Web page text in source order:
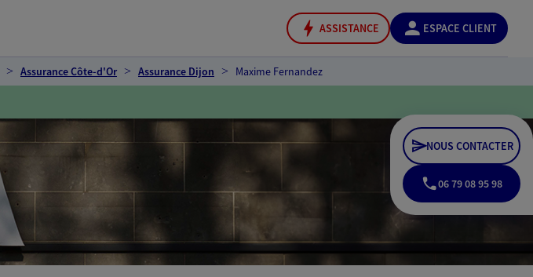
ASSISTANCE ESPACE CLIENT
Assurance Côte-d'Or Assurance Dijon Maxime Fernandez
NOUS CONTACTER
06 79 08 95 98